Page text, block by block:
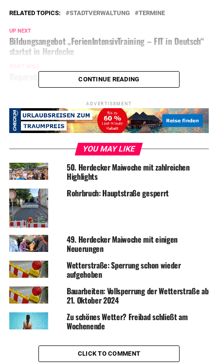
RELATED TOPICS: STADTVERWALTUNG TERMINE
UP NEXT
Bildungsangebot „FerienIntensivTraining – FIT in Deutsch“
startet in Herdecke
Reparaturen: Turnhalle Schraberg geschlossen
CONTINUE READING
ADVERTISEMENT
YOU MAY LIKE
50. Herdecker Maiwoche mit zahlreichen
Highlights
Rohrbruch: Hauptstraße gesperrt
49. Herdecker Maiwoche mit einigen
Neuerungen
Wetterstraße: Sperrung schon wieder
aufgehoben
Bauarbeiten: Vollsperrung der Wetterstraße ab
21. Oktober 2024
Zu schönes Wetter? Freibad schließt am
Wochenende
CLICK TO COMMENT